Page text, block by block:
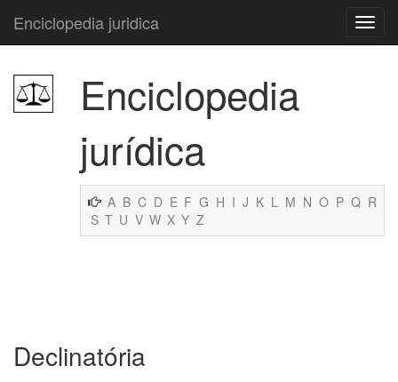
Enciclopedia juridica
Enciclopedia
jurídica
A B C D E F G H I J K L M N O P Q R
S T U V W X Y Z
Declinatória